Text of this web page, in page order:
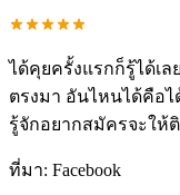
ได้คุยครั้งแรกก็รู้ได้เ
ตรงมา อันไหนได้คือ
รู้จักอยากสมัครจะใ
ที่มา: Facebook